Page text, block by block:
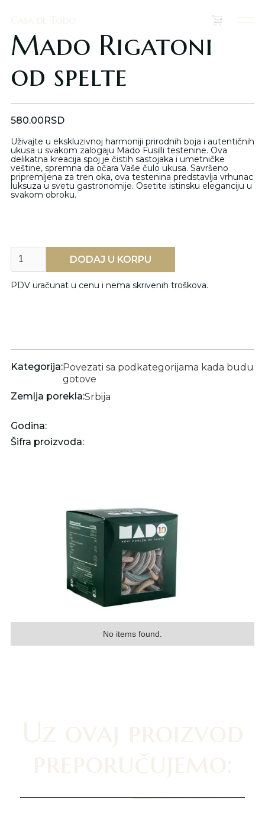
No items found.
Mado Rigatoni
od spelte
580.00RSD
Uživajte u ekskluzivnoj harmoniji prirodnih boja i autentičnih
ukusa u svakom zalogaju Mado Fusilli testenine. Ova
delikatna kreacija spoj je čistih sastojaka i umetničke
veštine, spremna da očara Vaše čulo ukusa. Savršeno
pripremljena za tren oka, ova testenina predstavlja vrhunac
luksuza u svetu gastronomije. Osetite istinsku eleganciju u
svakom obroku.
PDV uračunat u cenu i nema skrivenih troškova.
Kategorija:Povezati sa podkategorijama kada budu
gotove
Zemlja porekla:Srbija
Godina:
Šifra proizvoda: